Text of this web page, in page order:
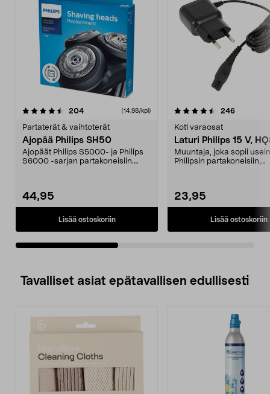
204arvostelut (14,98/kpl)
Partaterät & vaihtoterät
Ajopää Philips SH50
Ajopäät Philips S5000- ja Philips
S6000 -sarjan partakoneisiin.
44,95
Lisää ostoskoriin
4.5viidestä
246arvostelut
Koti varaosat
Laturi Philips 15 V,
Muuntaja, joka sopii
Philipsin partakoneisiin,
23,95
Lisää ostoskoriin
4.0viidestä
Tavalliset asiat epätavallisen edullisesti